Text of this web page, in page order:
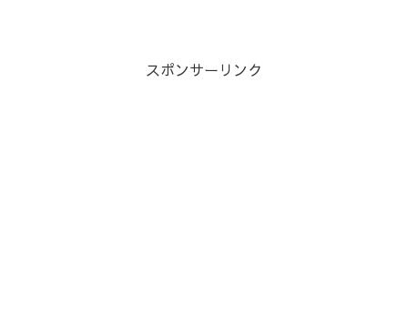
スポンサーリンク